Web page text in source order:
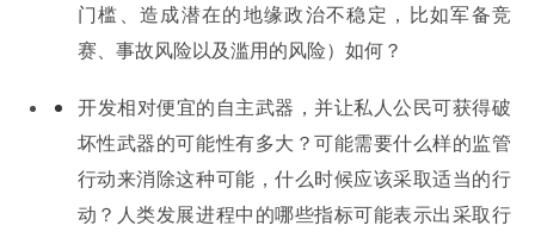
门槛、造成潜在的地缘政治不稳定，比如军备竞
赛、事故风险以及滥用的风险）如何？
开发相对便宜的自主武器，并让私人公民可获得破
坏性武器的可能性有多大？可能需要什么样的监管
行动来消除这种可能，什么时候应该采取适当的行
动？人类发展进程中的哪些指标可能表示出采取行